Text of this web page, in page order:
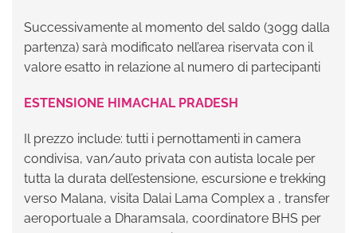
Successivamente al momento del saldo (30gg dalla
partenza) sarà modificato nell’area riservata con il
valore esatto in relazione al numero di partecipanti
ESTENSIONE HIMACHAL PRADESH
Il prezzo include: tutti i pernottamenti in camera
condivisa, van/auto privata con autista locale per
tutta la durata dell’estensione, escursione e trekking
verso Malana, visita Dalai Lama Complex a , transfer
aeroportuale a Dharamsala, coordinatore BHS per